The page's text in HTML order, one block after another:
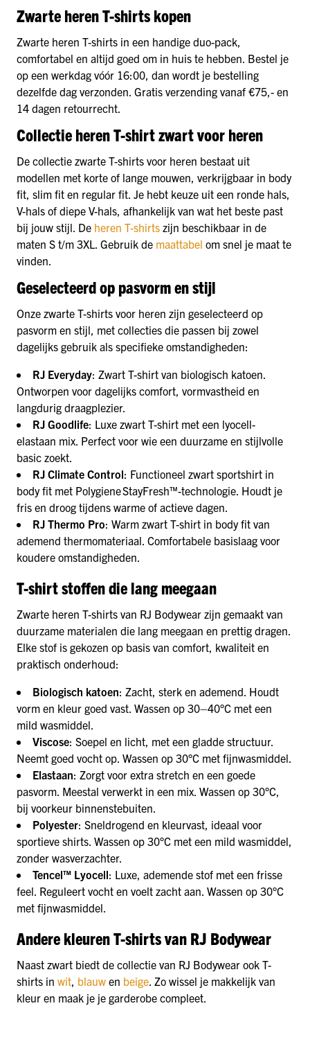
Zwarte heren T-shirts kopen
Zwarte heren T-shirts in een handige duo-pack,
comfortabel en altijd goed om in huis te hebben. Bestel je
op een werkdag vóór 16:00, dan wordt je bestelling
dezelfde dag verzonden. Gratis verzending vanaf €75,- en
14 dagen retourrecht.
Collectie heren T-shirt zwart voor heren
De collectie zwarte T-shirts voor heren bestaat uit
modellen met korte of lange mouwen, verkrijgbaar in body
fit, slim fit en regular fit. Je hebt keuze uit een ronde hals,
V-hals of diepe V-hals, afhankelijk van wat het beste past
bij jouw stijl. De heren T-shirts zijn beschikbaar in de
maten S t/m 3XL. Gebruik de maattabel om snel je maat te
vinden.
Geselecteerd op pasvorm en stijl
Onze zwarte T-shirts voor heren zijn geselecteerd op
pasvorm en stijl, met collecties die passen bij zowel
dagelijks gebruik als specifieke omstandigheden:
RJ Everyday: Zwart T-shirt van biologisch katoen.
Ontworpen voor dagelijks comfort, vormvastheid en
langdurig draagplezier.
RJ Goodlife: Luxe zwart T-shirt met een lyocell-
elastaan mix. Perfect voor wie een duurzame en stijlvolle
basic zoekt.
RJ Climate Control: Functioneel zwart sportshirt in
body fit met Polygiene StayFresh™-technologie. Houdt je
fris en droog tijdens warme of actieve dagen.
RJ Thermo Pro: Warm zwart T-shirt in body fit van
ademend thermomateriaal. Comfortabele basislaag voor
koudere omstandigheden.
T-shirt stoffen die lang meegaan
Zwarte heren T-shirts van RJ Bodywear zijn gemaakt van
duurzame materialen die lang meegaan en prettig dragen.
Elke stof is gekozen op basis van comfort, kwaliteit en
praktisch onderhoud:
Biologisch katoen: Zacht, sterk en ademend. Houdt
vorm en kleur goed vast. Wassen op 30–40°C met een
mild wasmiddel.
Viscose: Soepel en licht, met een gladde structuur.
Neemt goed vocht op. Wassen op 30°C met fijnwasmiddel.
Elastaan: Zorgt voor extra stretch en een goede
pasvorm. Meestal verwerkt in een mix. Wassen op 30°C,
bij voorkeur binnenstebuiten.
Polyester: Sneldrogend en kleurvast, ideaal voor
sportieve shirts. Wassen op 30°C met een mild wasmiddel,
zonder wasverzachter.
Tencel™ Lyocell: Luxe, ademende stof met een frisse
feel. Reguleert vocht en voelt zacht aan. Wassen op 30°C
met fijnwasmiddel.
Andere kleuren T-shirts van RJ Bodywear
Naast zwart biedt de collectie van RJ Bodywear ook T-
shirts in wit, blauw en beige. Zo wissel je makkelijk van
kleur en maak je je garderobe compleet.